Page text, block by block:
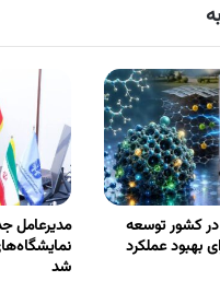
کشور توسعه
بهبود عملکرد
مدیرعامل
شد